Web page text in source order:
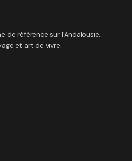
de référence sur l'Andalousie.
et art de vivre.